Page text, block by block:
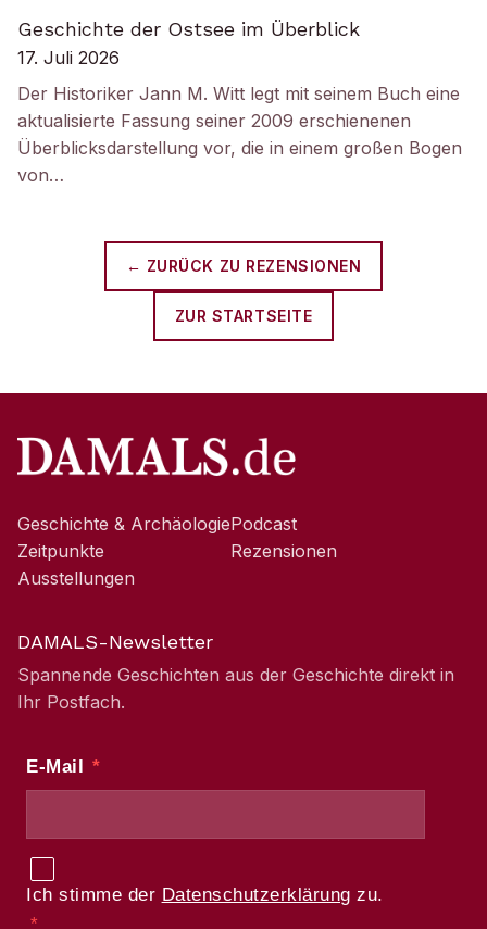
Geschichte der Ostsee im Überblick
17. Juli 2026
Der Historiker Jann M. Witt legt mit seinem Buch eine
aktualisierte Fassung seiner 2009 erschienenen
Überblicksdarstellung vor, die in einem großen Bogen
von…
← ZURÜCK ZU REZENSIONEN
ZUR STARTSEITE
Geschichte & Archäologie
Zeitpunkte
Ausstellungen
Podcast
Rezensionen
DAMALS-Newsletter
Spannende Geschichten aus der Geschichte direkt in
Ihr Postfach.